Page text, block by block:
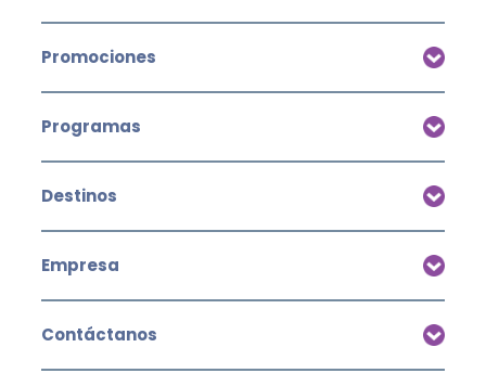
Promociones
Programas
Destinos
Empresa
Contáctanos